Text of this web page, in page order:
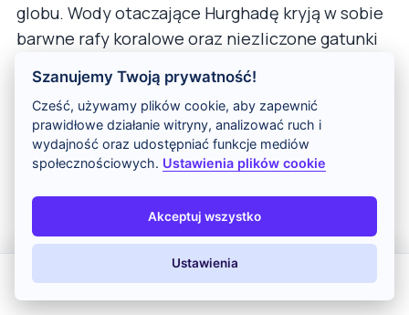
globu. Wody otaczające Hurghadę kryją w sobie
barwne rafy koralowe oraz niezliczone gatunki
miłośników sportów wodnych. Co więcej,
Hurghada to świetna baza wypadowa do
odkrywania innych skarbów Egiptu, takich jak:
kompleksów świątyń oraz Doliny Królów.
Dolina Królów– miejsce spoczynku
faraonów, pełne tajemnic i
archeologicznych skarbów.
Hurghada to miejsce, które łączy w sobie
Szanujemy Twoją prywatność!
Cześć, używamy plików cookie, aby zapewnić
prawidłowe działanie witryny, analizować ruch i
wydajność oraz udostępniać funkcje mediów
społecznościowych. Ustawienia plików cookie
Akceptuj wszystko
Ustawienia